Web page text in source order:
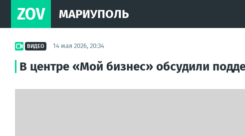
ZOV МАРИУПОЛЬ
ВИДЕО 14 мая 2026, 20:34
В центре «Мой бизнес» обсудили